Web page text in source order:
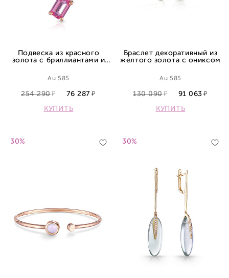
Подвеска из красного
золота с бриллиантами и
Au 585
254 290
76 287
КУПИТЬ
Браслет декоративный из
желтого золота с ониксом
Au 585
130 090
91 063
КУПИТЬ
30% 30%